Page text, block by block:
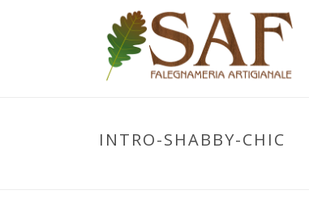
INTRO-SHABBY-CHIC